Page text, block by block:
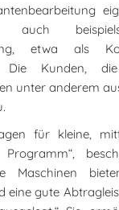
auch
etwa als
Die Kunden,
unter anderem
für kleine,
Maschinen
eine gute